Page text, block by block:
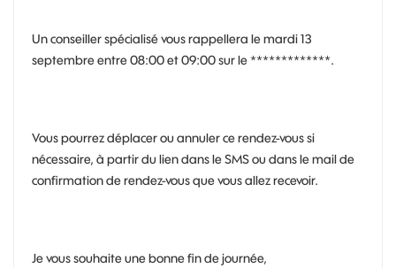
Un conseiller spécialisé vous rappellera le mardi 13
septembre entre 08:00 et 09:00 sur le *************.
Vous pourrez déplacer ou annuler ce rendez-vous si
nécessaire, à partir du lien dans le SMS ou dans le mail de
confirmation de rendez-vous que vous allez recevoir.
Je vous souhaite une bonne fin de journée,